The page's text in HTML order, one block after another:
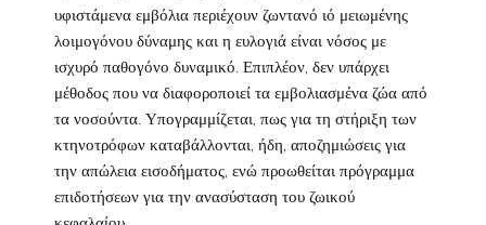
υφιστάμενα εμβόλια περιέχουν ζωντανό ιό μειωμένης
λοιμογόνου δύναμης και η ευλογιά είναι νόσος με
ισχυρό παθογόνο δυναμικό. Επιπλέον, δεν υπάρχει
μέθοδος που να διαφοροποιεί τα εμβολιασμένα ζώα από
τα νοσούντα. Υπογραμμίζεται, πως για τη στήριξη των
κτηνοτρόφων καταβάλλονται, ήδη, αποζημιώσεις για
την απώλεια εισοδήματος, ενώ προωθείται πρόγραμμα
επιδοτήσεων για την ανασύσταση του ζωικού